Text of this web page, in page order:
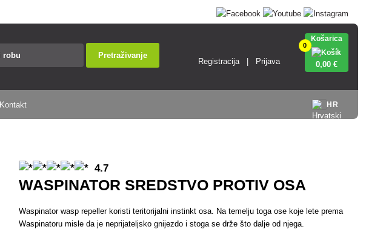
Pretraživanje
Registracija Prijava
0
Košarica
0,00 €
HR
Kontakt
4.7
WASPINATOR SREDSTVO PROTIV OSA
Waspinator wasp repeller koristi teritorijalni instinkt osa. Na temelju toga ose koje lete prema
Waspinatoru misle da je neprijateljsko gnijezdo i stoga se drže što dalje od njega.